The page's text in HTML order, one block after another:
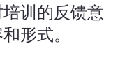
培训的反馈意
形式。